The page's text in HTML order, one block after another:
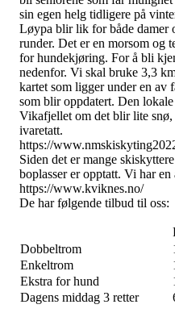
sin egen helg tidligere på
Løypa blir lik for både damer
runder. Det er en morsom og
for hundekjøring. For å bli
nedenfor. Vi skal bruke 3,3
kartet som ligger under en av
som blir oppdatert. Den
Vikafjellet om det blir lite snø,
ivaretatt.
https://
Siden det er mange
boplasser er opptatt. Vi har
https://www.kviknes.no/
De har følgende tilbud til oss:
Dobbeltrom
Enkeltrom
Ekstra for hund
Dagens middag 3 retter